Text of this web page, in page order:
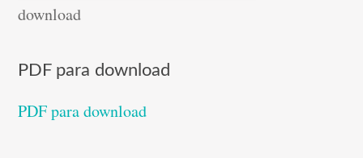
download
PDF para download
PDF para download